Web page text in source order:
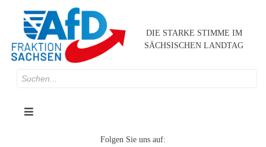
DIE STARKE STIMME IM
SÄCHSISCHEN LANDTAG
Folgen Sie uns auf: